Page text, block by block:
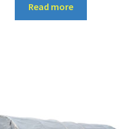
Read more